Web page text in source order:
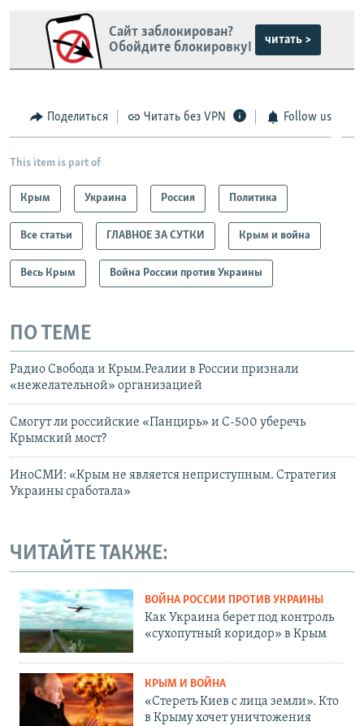
Сайт заблокирован?
Обойдите блокировку!
читать >
Поделиться Читать без VPN Follow us
This item is part of
Крым Украина Россия Политика
Все статьи ГЛАВНОЕ ЗА СУТКИ Крым и война
Весь Крым Война России против Украины
ПО ТЕМЕ
Радио Свобода и Крым.Реалии в России признали
«нежелательной» организацией
Смогут ли российские «Панцирь» и С-500 уберечь
Крымский мост?
ИноСМИ: «Крым не является неприступным. Стратегия
Украины сработала»
ЧИТАЙТЕ ТАКЖЕ:
ВОЙНА РОССИИ ПРОТИВ УКРАИНЫ
Как Украина берет под контроль
«сухопутный коридор» в Крым
КРЫМ И ВОЙНА
«Стереть Киев с лица земли». Кто
в Крыму хочет уничтожения